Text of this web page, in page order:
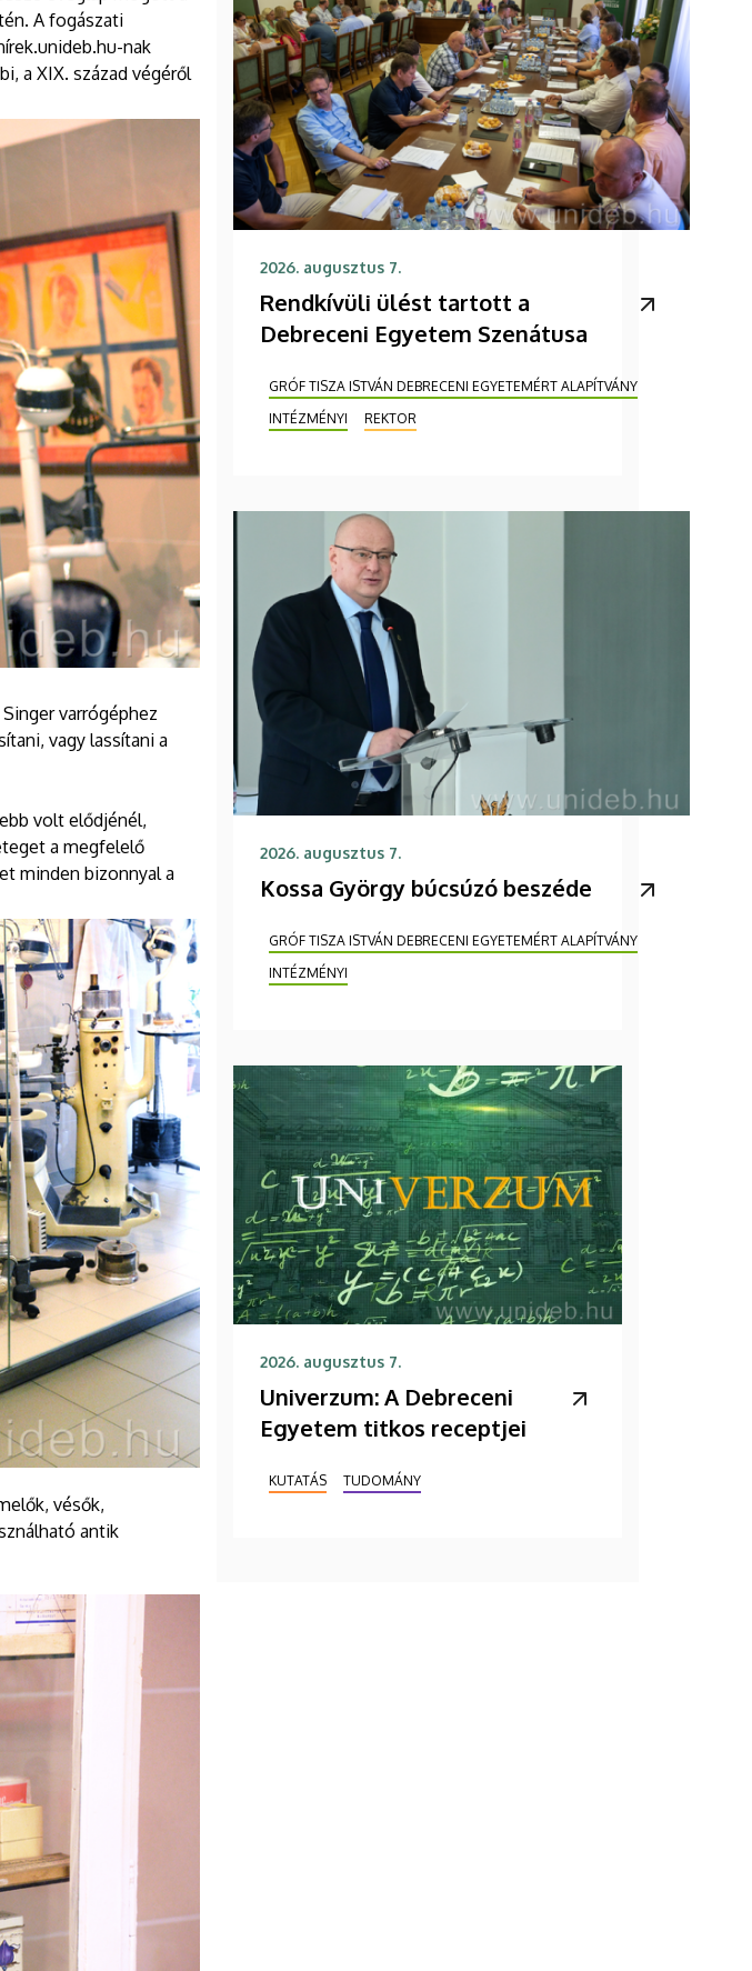
A fogászati
nak
a XIX. század végéről
varrógéphez
vagy lassítani a
volt elődjénél,
a megfelelő
minden bizonnyal a
vésők,
antik
2026. augusztus 7.
Rendkívüli ülést tartott a
Debreceni Egyetem Szenátusa
GRÓF TISZA ISTVÁN DEBRECENI EGYETEMÉRT ALAPÍTVÁNY
INTÉZMÉNYI
REKTOR
2026. augusztus 7.
Kossa György búcsúzó beszéde
GRÓF TISZA ISTVÁN DEBRECENI EGYETEMÉRT ALAPÍTVÁNY
INTÉZMÉNYI
2026. augusztus 7.
Univerzum: A Debreceni
Egyetem titkos receptjei
KUTATÁS TUDOMÁNY